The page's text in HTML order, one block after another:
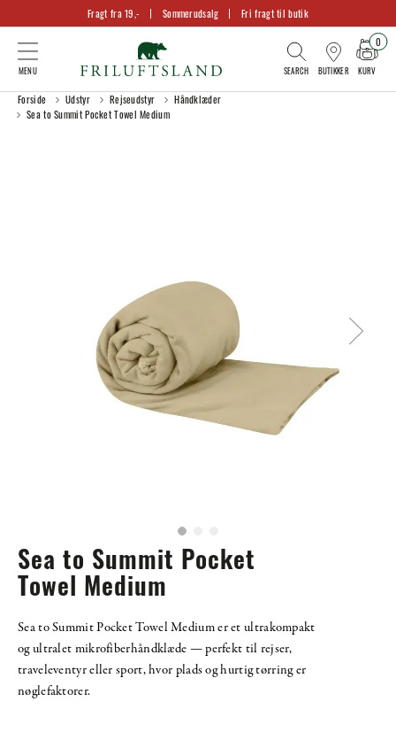
Fragt fra 19,- Sommerudsalg Fri fragt til butik
BUTIKKER KURV
0
Forside Udstyr Rejseudstyr
Håndklæder
Sea to Summit Pocket Towel Medium
Sea to Summit Pocket
Towel Medium
Sea to Summit Pocket Towel Medium er et ultrakompakt
og ultralet mikrofiberhåndklæde — perfekt til rejser,
traveleventyr eller sport, hvor plads og hurtig tørring er
nøglefaktorer.